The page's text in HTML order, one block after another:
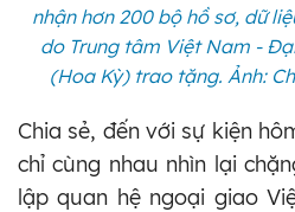
nhận hơn 200 bộ hồ sơ, dữ
do Trung tâm Việt Nam -
(Hoa Kỳ) trao tặng. Ảnh:
Chia sẻ, đến với sự kiện
chỉ cùng nhau nhìn lại
lập quan hệ ngoại giao